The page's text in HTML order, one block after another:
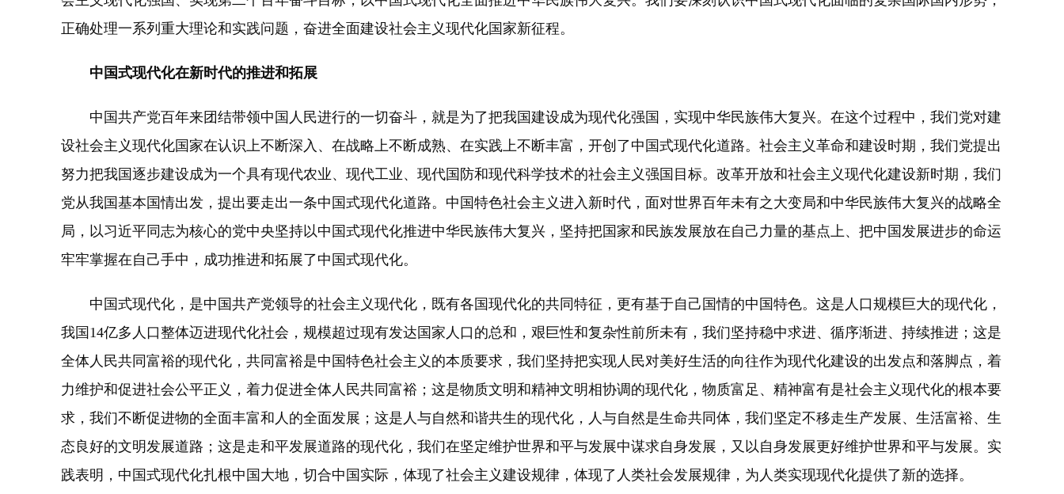
正确处理一系列重大理论和实践问题，奋进全面建设社会主义现代化国家新征程。
中国式现代化在新时代的推进和拓展
中国共产党百年来团结带领中国人民进行的一切奋斗，就是为了把我国建设成为现代化强国，实现中华民族伟大复兴。在这个过程中，我们党对建
设社会主义现代化国家在认识上不断深入、在战略上不断成熟、在实践上不断丰富，开创了中国式现代化道路。社会主义革命和建设时期，我们党提出
努力把我国逐步建设成为一个具有现代农业、现代工业、现代国防和现代科学技术的社会主义强国目标。改革开放和社会主义现代化建设新时期，我们
党从我国基本国情出发，提出要走出一条中国式现代化道路。中国特色社会主义进入新时代，面对世界百年未有之大变局和中华民族伟大复兴的战略全
局，以习近平同志为核心的党中央坚持以中国式现代化推进中华民族伟大复兴，坚持把国家和民族发展放在自己力量的基点上、把中国发展进步的命运
牢牢掌握在自己手中，成功推进和拓展了中国式现代化。
中国式现代化，是中国共产党领导的社会主义现代化，既有各国现代化的共同特征，更有基于自己国情的中国特色。这是人口规模巨大的现代化，
我国14亿多人口整体迈进现代化社会，规模超过现有发达国家人口的总和，艰巨性和复杂性前所未有，我们坚持稳中求进、循序渐进、持续推进；这是
全体人民共同富裕的现代化，共同富裕是中国特色社会主义的本质要求，我们坚持把实现人民对美好生活的向往作为现代化建设的出发点和落脚点，着
力维护和促进社会公平正义，着力促进全体人民共同富裕；这是物质文明和精神文明相协调的现代化，物质富足、精神富有是社会主义现代化的根本要
求，我们不断促进物的全面丰富和人的全面发展；这是人与自然和谐共生的现代化，人与自然是生命共同体，我们坚定不移走生产发展、生活富裕、生
态良好的文明发展道路；这是走和平发展道路的现代化，我们在坚定维护世界和平与发展中谋求自身发展，又以自身发展更好维护世界和平与发展。实
践表明，中国式现代化扎根中国大地，切合中国实际，体现了社会主义建设规律，体现了人类社会发展规律，为人类实现现代化提供了新的选择。